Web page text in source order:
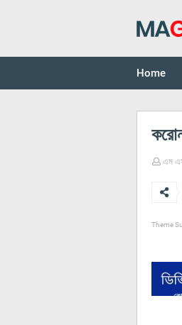
Home
এম
Theme